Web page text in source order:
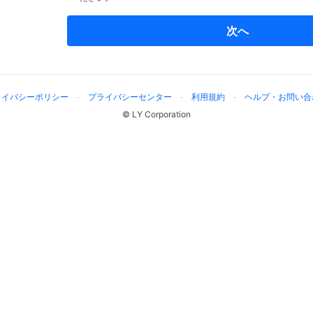
次へ
バシーポリシー プライバシーセンター 利用規約
ヘルプ・お問い
© LY Corporation